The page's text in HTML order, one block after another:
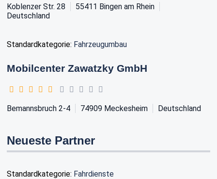
Koblenzer Str. 28 55411 Bingen am Rhein
Deutschland
Standardkategorie: Fahrzeugumbau
Mobilcenter Zawatzky GmbH
Bemannsbruch 2-4 74909 Meckesheim Deutschland
Neueste Partner
Standardkategorie: Fahrdienste